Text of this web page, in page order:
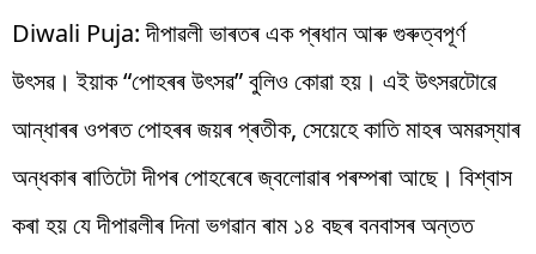
Diwali Puja: দীপাৱলী ভাৰতৰ এক প্ৰধান আৰু গুৰুত্বপূৰ্ণ
উৎসৱ। ইয়াক “পোহৰৰ উৎসৱ” বুলিও কোৱা হয়। এই উৎসৱটোৱে
আন্ধাৰৰ ওপৰত পোহৰৰ জয়ৰ প্ৰতীক, সেয়েহে কাতি মাহৰ অমৱস্যাৰ
অন্ধকাৰ ৰাতিটো দীপৰ পোহৰেৰে জ্বলোৱাৰ পৰম্পৰা আছে। বিশ্বাস
কৰা হয় যে দীপাৱলীৰ দিনা ভগৱান ৰাম ১৪ বছৰ বনবাসৰ অন্তত